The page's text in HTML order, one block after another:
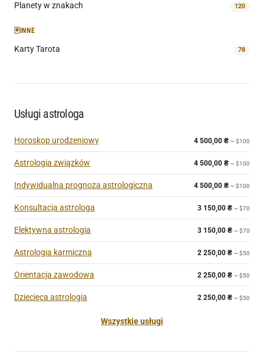
Planety w znakach 120
🃏INNE
Karty Tarota 78
Usługi astrologa
Horoskop urodzeniowy 4 500,00 ₴ ~ $100
Astrologia związków 4 500,00 ₴ ~ $100
Indywidualna prognoza astrologiczna 4 500,00 ₴ ~ $100
Konsultacja astrologa 3 150,00 ₴ ~ $70
Elektywna astrologia 3 150,00 ₴ ~ $70
Astrologia karmiczna 2 250,00 ₴ ~ $50
Orientacja zawodowa 2 250,00 ₴ ~ $50
Dziecięca astrologia 2 250,00 ₴ ~ $50
Wszystkie usługi